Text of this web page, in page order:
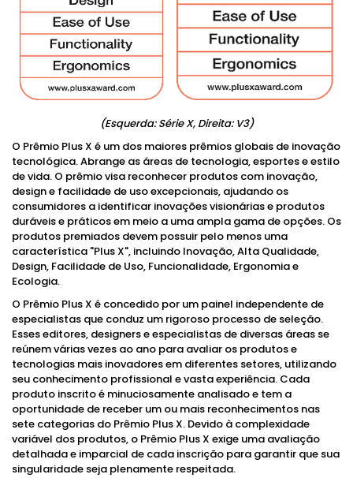
(Esquerda: Série X, Direita: V3)
O Prêmio Plus X é um dos maiores prêmios globais de inovação
tecnológica. Abrange as áreas de tecnologia, esportes e estilo
de vida. O prêmio visa reconhecer produtos com inovação,
design e facilidade de uso excepcionais, ajudando os
consumidores a identificar inovações visionárias e produtos
duráveis ​​e práticos em meio a uma ampla gama de opções. Os
produtos premiados devem possuir pelo menos uma
característica "Plus X", incluindo Inovação, Alta Qualidade,
Design, Facilidade de Uso, Funcionalidade, Ergonomia e
Ecologia.
O Prêmio Plus X é concedido por um painel independente de
especialistas que conduz um rigoroso processo de seleção.
Esses editores, designers e especialistas de diversas áreas se
reúnem várias vezes ao ano para avaliar os produtos e
tecnologias mais inovadores em diferentes setores, utilizando
seu conhecimento profissional e vasta experiência. Cada
produto inscrito é minuciosamente analisado e tem a
oportunidade de receber um ou mais reconhecimentos nas
sete categorias do Prêmio Plus X. Devido à complexidade
variável dos produtos, o Prêmio Plus X exige uma avaliação
detalhada e imparcial de cada inscrição para garantir que sua
singularidade seja plenamente respeitada.